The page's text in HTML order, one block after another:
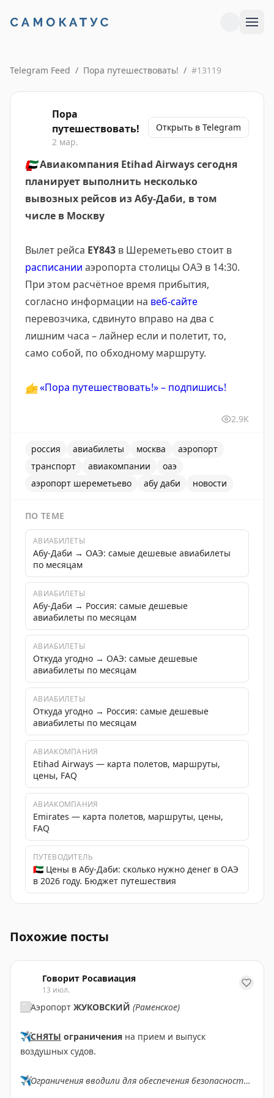
Telegram Feed / Пора путешествовать! / #13119
Пора
путешествовать!
2 мар.
Открыть в Telegram
🇦🇪Авиакомпания Etihad Airways сегодня
планирует выполнить несколько
вывозных рейсов из Абу-Даби, в том
числе в Москву
Вылет рейса EY843 в Шереметьево стоит в
расписании аэропорта столицы ОАЭ в 14:30.
При этом расчётное время прибытия,
согласно информации на веб-сайте
перевозчика, сдвинуто вправо на два с
лишним часа – лайнер если и полетит, то,
само собой, по обходному маршруту.
👉«Пора путешествовать!» – подпишись!
2.9K
россия авиабилеты москва
аэропорт
транспорт
авиакомпании
оаэ
аэропорт шереметьево
абу даби новости
ПО ТЕМЕ
АВИАБИЛЕТЫ
Абу-Даби → ОАЭ: самые дешевые авиабилеты
по месяцам
АВИАБИЛЕТЫ
Абу-Даби → Россия: самые дешевые
авиабилеты по месяцам
АВИАБИЛЕТЫ
Откуда угодно → ОАЭ: самые дешевые
авиабилеты по месяцам
АВИАБИЛЕТЫ
Откуда угодно → Россия: самые дешевые
авиабилеты по месяцам
АВИАКОМПАНИЯ
Etihad Airways — карта полетов, маршруты,
цены, FAQ
АВИАКОМПАНИЯ
Emirates — карта полетов, маршруты, цены,
FAQ
ПУТЕВОДИТЕЛЬ
🇦🇪 Цены в Абу-Даби: сколько нужно денег в ОАЭ
в 2026 году. Бюджет путешествия
Похожие посты
Говорит Росавиация
13 июл.
⬜️Аэропорт ЖУКОВСКИЙ (Раменское)
✈️СНЯТЫ ограничения на прием и выпуск
воздушных судов.
✈️Ограничения вводили для обеспечения безопасности